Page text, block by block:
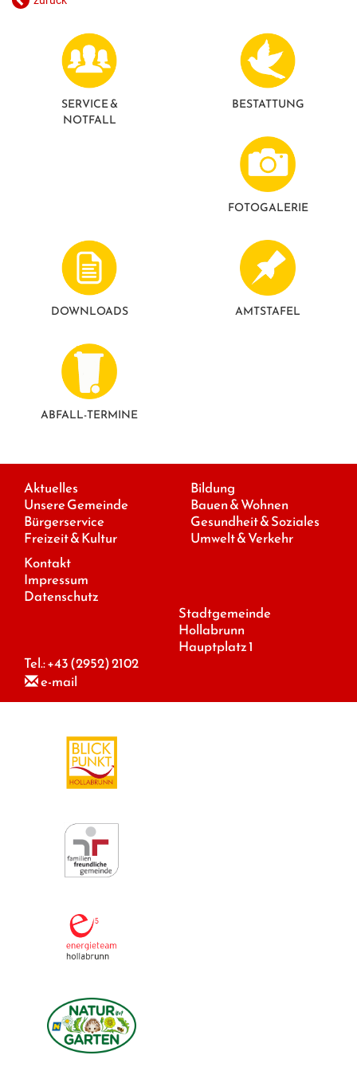
SERVICE &
NOTFALL
BESTATTUNG
FOTO­GALERIE
DOWNLOADS AMTSTAFEL
ABFALL-TERMINE
Aktuelles
Unsere Gemeinde
Bürgerservice
Freizeit & Kultur
Bildung
Bauen & Wohnen
Gesundheit & Soziales
Umwelt & Verkehr
Kontakt
Impressum
Datenschutz
Stadtgemeinde
Hollabrunn
Hauptplatz 1
Tel.:+43 (2952) 2102
e-mail